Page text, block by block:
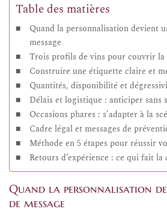
Table des matières
Quand la personnalisation devient
message
Trois profils de vins pour couvrir la
Construire une étiquette claire et
Quantités, disponibilité et
Délais et logistique : anticiper sans
Occasions phares : s’adapter à la
Cadre légal et messages de
Méthode en 5 étapes pour réussir
Retours d’expérience : ce qui fait
Quand la personnalisation
de message